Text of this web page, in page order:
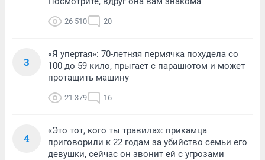
26 510 20
3
«Я упертая»: 70-летняя пермячка похудела со
100 до 59 кило, прыгает с парашютом и может
протащить машину
21 379 16
4
«Это тот, кого ты травила»: прикамца
приговорили к 22 годам за убийство семьи его
девушки, сейчас он звонит ей с угрозами